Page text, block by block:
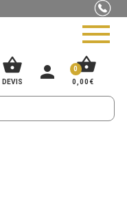
shopping_basket
DEVIS person shopping_basket
0,00€
0